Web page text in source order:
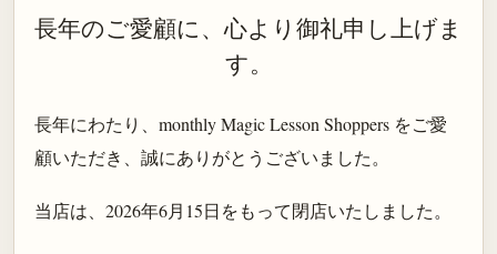
長年のご愛顧に、心より御礼申し上げま
す。
長年にわたり、monthly Magic Lesson Shoppers をご愛
顧いただき、誠にありがとうございました。
当店は、 2026年6月15日をもって閉店いたしました。